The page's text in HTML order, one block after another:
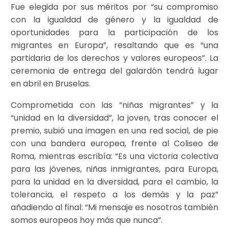
Fue elegida por sus méritos por “su compromiso
con la igualdad de género y la igualdad de
oportunidades para la participación de los
migrantes en Europa”, resaltando que es “una
partidaria de los derechos y valores europeos”. La
ceremonia de entrega del galardón tendrá lugar
en abril en Bruselas.
Comprometida con las “niñas migrantes” y la
“unidad en la diversidad”, la joven, tras conocer el
premio, subió una imagen en una red social, de pie
con una bandera europea, frente al Coliseo de
Roma, mientras escribía: “Es una victoria colectiva
para las jóvenes, niñas inmigrantes, para Europa,
para la unidad en la diversidad, para el cambio, la
tolerancia, el respeto a los demás y la paz”
añadiendo al final: “Mi mensaje es nosotros también
somos europeos hoy más que nunca”.